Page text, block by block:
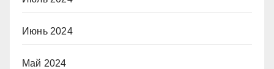
Июнь 2024
Май 2024